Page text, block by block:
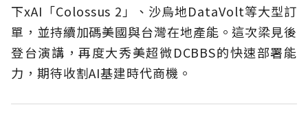
下xAI「Colossus 2」、沙烏地DataVolt等大型訂
單，並持續加碼美國與台灣在地產能。這次梁見後
登台演講，再度大秀美超微DCBBS的快速部署能
力，期待收割AI基建時代商機。